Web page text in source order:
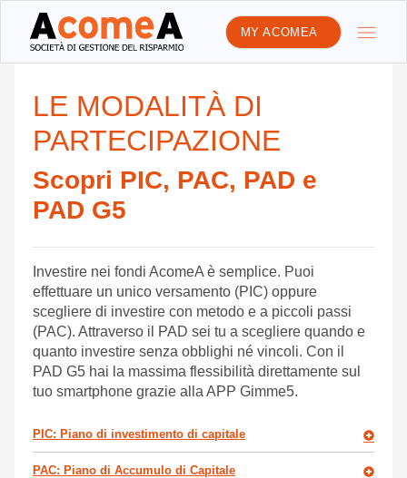
MY ACOMEA
LE MODALITÀ DI
PARTECIPAZIONE
Scopri PIC, PAC, PAD e
PAD G5
Investire nei fondi AcomeA è semplice. Puoi
effettuare un unico versamento (PIC) oppure
scegliere di investire con metodo e a piccoli passi
(PAC). Attraverso il PAD sei tu a scegliere quando e
quanto investire senza obblighi né vincoli. Con il
PAD G5 hai la massima flessibilità direttamente sul
tuo smartphone grazie alla APP Gimme5.
PIC: Piano di investimento di capitale
PAC: Piano di Accumulo di Capitale